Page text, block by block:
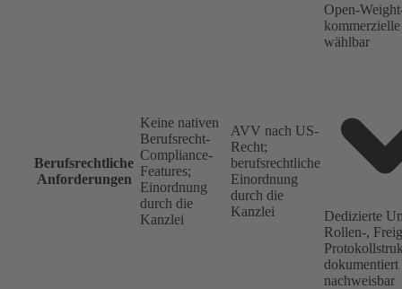
Open-
wählbar
Berufsrechtliche
Anforderungen
Keine nativen
Berufsrecht-
Compliance-
Features;
Einordnung
durch die
Kanzlei
AVV nach US-
Recht;
berufsrechtliche
Einordnung
durch die
Kanzlei
Dedizierte
Rollen-,
dokumentiert
nachweisbar